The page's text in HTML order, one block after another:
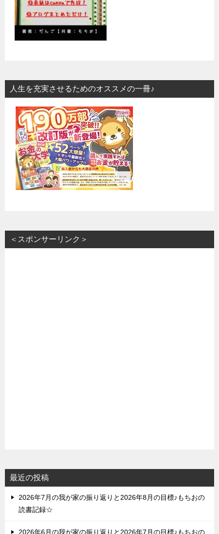
人生を充実させるためのオススメの一冊♪
＜スポンサーリンク＞
最近の投稿
2026年7月の我が家の振り返りと2026年8月の目標♪もちおの
読書記録☆
2026年6月の我が家の振り返りと2026年7月の目標♪もちおの